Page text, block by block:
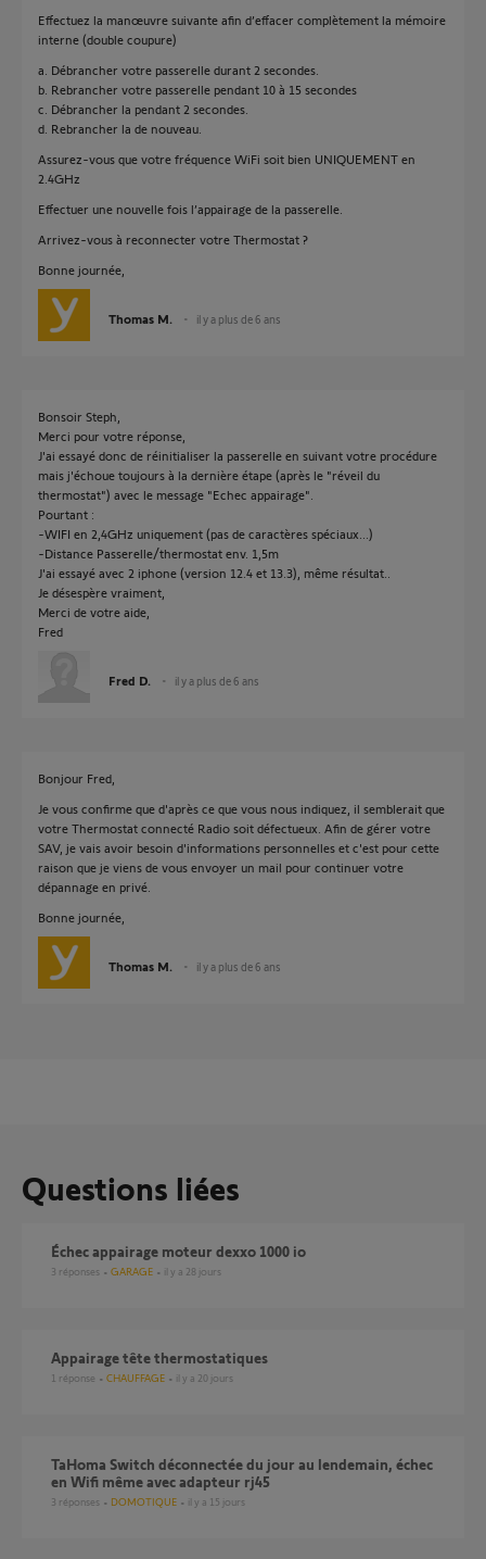
Effectuez la manœuvre suivante afin d’effacer complètement la mémoire
interne (double coupure)
a. Débrancher votre passerelle durant 2 secondes.
b. Rebrancher votre passerelle pendant 10 à 15 secondes
c. Débrancher la pendant 2 secondes.
d. Rebrancher la de nouveau.
Assurez-vous que votre fréquence WiFi soit bien UNIQUEMENT en
2.4GHz
Effectuer une nouvelle fois l’appairage de la passerelle.
Arrivez-vous à reconnecter votre Thermostat ?
Bonne journée,
Thomas M. il y a plus de 6 ans
Bonsoir Steph,
Merci pour votre réponse,
J'ai essayé donc de réinitialiser la passerelle en suivant votre procédure
mais j'échoue toujours à la dernière étape (après le "réveil du
thermostat") avec le message "Echec appairage".
Pourtant :
-WIFI en 2,4GHz uniquement (pas de caractères spéciaux...)
-Distance Passerelle/thermostat env. 1,5m
J'ai essayé avec 2 iphone (version 12.4 et 13.3), même résultat..
Je désespère vraiment,
Merci de votre aide,
Fred
Fred D. il y a plus de 6 ans
Bonjour Fred,
Je vous confirme que d'après ce que vous nous indiquez, il semblerait que
votre Thermostat connecté Radio soit défectueux. Afin de gérer votre
SAV, je vais avoir besoin d'informations personnelles et c'est pour cette
raison que je viens de vous envoyer un mail pour continuer votre
dépannage en privé.
Bonne journée,
Thomas M. il y a plus de 6 ans
Questions liées
Échec appairage moteur dexxo 1000 io
3 réponses GARAGE il y a 28 jours
Appairage tête thermostatiques
1 réponse CHAUFFAGE il y a 20 jours
TaHoma Switch déconnectée du jour au lendemain, échec
en Wifi même avec adapteur rj45
3 réponses DOMOTIQUE il y a 15 jours